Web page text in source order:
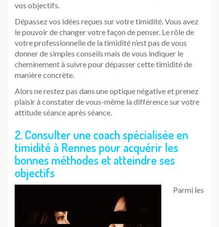
vos objectifs.
Dépassez vos idées reçues sur votre timidité. Vous avez
le pouvoir de changer votre façon de penser. Le rôle de
votre professionnelle de la timidité n’est pas de vous
donner de simples conseils mais de vous indiquer le
cheminement à suivre pour dépasser cette timidité de
manière concrète.
Alors ne restez pas dans une optique négative et prenez
plaisir à constater de vous-même la différence sur votre
attitude séance après séance.
2. Consulter une coach spécialisée en
timidité à Rennes pour acquérir les
bonnes méthodes et atteindre ses
objectifs
Parmi les